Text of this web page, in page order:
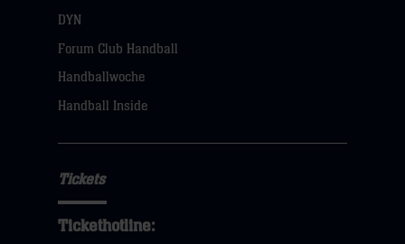
DYN
Forum Club Handball
Handballwoche
Handball Inside
Tickets
Tickethotline: